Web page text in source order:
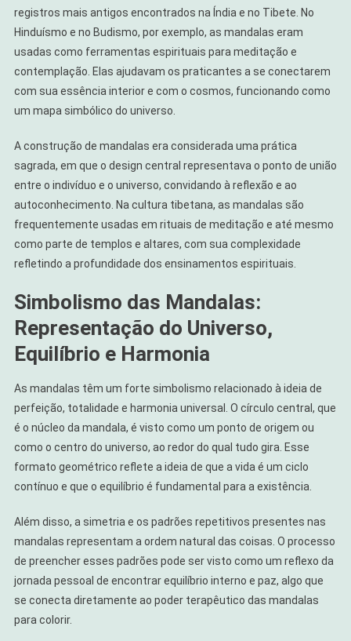
registros mais antigos encontrados na Índia e no Tibete. No
Hinduísmo e no Budismo, por exemplo, as mandalas eram
usadas como ferramentas espirituais para meditação e
contemplação. Elas ajudavam os praticantes a se conectarem
com sua essência interior e com o cosmos, funcionando como
um mapa simbólico do universo.
A construção de mandalas era considerada uma prática
sagrada, em que o design central representava o ponto de união
entre o indivíduo e o universo, convidando à reflexão e ao
autoconhecimento. Na cultura tibetana, as mandalas são
frequentemente usadas em rituais de meditação e até mesmo
como parte de templos e altares, com sua complexidade
refletindo a profundidade dos ensinamentos espirituais.
Simbolismo das Mandalas:
Representação do Universo,
Equilíbrio e Harmonia
As mandalas têm um forte simbolismo relacionado à ideia de
perfeição, totalidade e harmonia universal. O círculo central, que
é o núcleo da mandala, é visto como um ponto de origem ou
como o centro do universo, ao redor do qual tudo gira. Esse
formato geométrico reflete a ideia de que a vida é um ciclo
contínuo e que o equilíbrio é fundamental para a existência.
Além disso, a simetria e os padrões repetitivos presentes nas
mandalas representam a ordem natural das coisas. O processo
de preencher esses padrões pode ser visto como um reflexo da
jornada pessoal de encontrar equilíbrio interno e paz, algo que
se conecta diretamente ao poder terapêutico das mandalas
para colorir.